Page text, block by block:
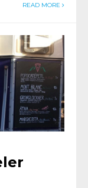
READ MORE